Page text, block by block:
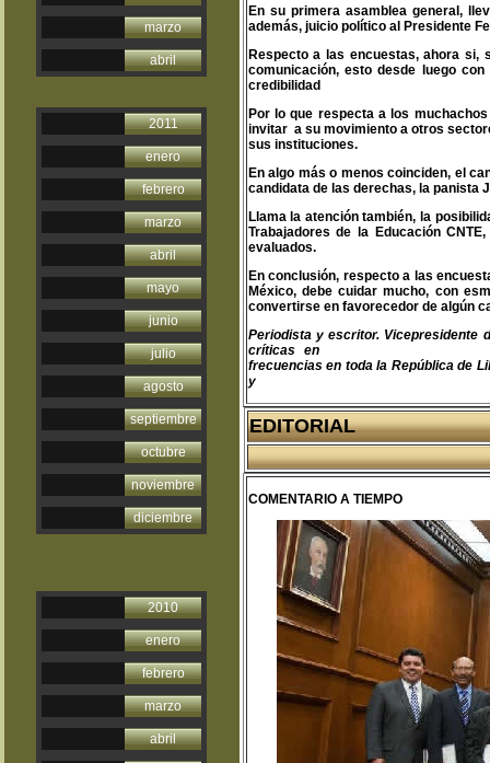
marzo
abril
2011
enero
febrero
marzo
abril
mayo
junio
julio
agosto
septiembre
octubre
noviembre
diciembre
2010
enero
febrero
marzo
abril
En su primera asamblea general,
además, juicio político al Presidente
Respecto a las encuestas, ahora si,
comunicación, esto desde luego
credibilidad
Por lo que respecta a los
invitar a su movimiento a otros
sus instituciones.
En algo más o menos coinciden, el
candidata de las derechas, la panista
Llama la atención también, la
Trabajadores de la Educación
evaluados.
En conclusión, respecto a las
México, debe cuidar mucho, con
convertirse en favorecedor de algún
Periodista y escritor. Vicepresidente
críticas en
frecuencias en toda la República de
y
EDITORIAL
COMENTARIO A TIEMPO